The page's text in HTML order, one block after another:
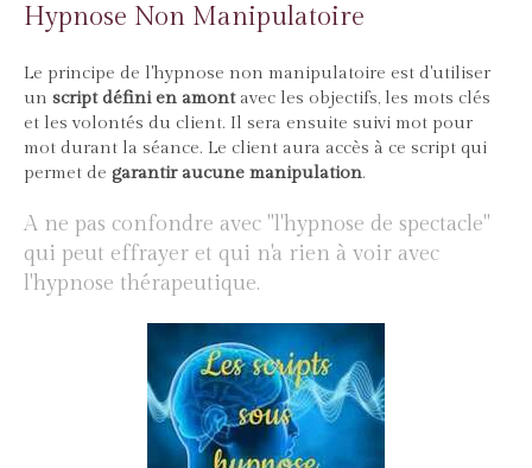
Hypnose Non Manipulatoire
Le principe de l'hypnose non manipulatoire est d'utiliser
un script défini en amontavec les objectifs, les mots clés
et les volontés du client. Il sera ensuite suivi mot pour
mot durant la séance. Le client aura accès à ce script qui
permet de garantir aucune manipulation.
A ne pas confondre avec "l'hypnose de spectacle"
qui peut effrayer et qui n'a rien à voir avec
l'hypnose thérapeutique.